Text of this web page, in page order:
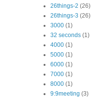
26things-2 (26)
26things-3 (26)
3000 (1)
32 seconds (1)
4000 (1)
5000 (1)
6000 (1)
7000 (1)
8000 (1)
9:9meeting (3)